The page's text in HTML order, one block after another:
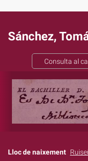
Sánchez,
Consulta al
Lloc de naixement